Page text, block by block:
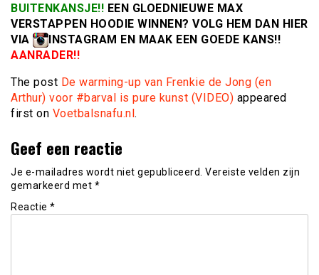
BUITENKANSJE!! EEN GLOEDNIEUWE MAX
VERSTAPPEN HOODIE WINNEN? VOLG HEM DAN HIER
VIA
INSTAGRAM EN MAAK EEN GOEDE KANS!!
AANRADER!!
The post De warming-up van Frenkie de Jong (en
Arthur) voor #barval is pure kunst (VIDEO) appeared
first on Voetbalsnafu.nl .
Geef een reactie
Je e-mailadres wordt niet gepubliceerd. Vereiste velden zijn
gemarkeerd met *
Reactie *